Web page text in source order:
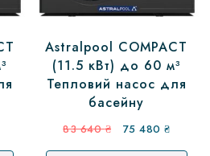
Astralpool COMPACT
(11.5 кВт) до 60 м³
Тепловий насос для
басейну
83 640₴
Оригінальна
ціна:
75 480₴
ціна: